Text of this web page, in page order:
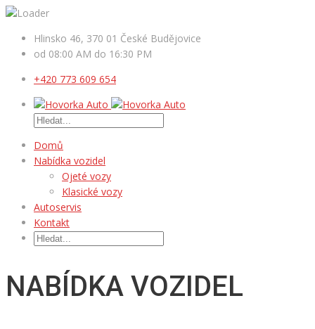
Hlinsko 46, 370 01 České Budějovice
od 08:00 AM do 16:30 PM
+420 773 609 654
Domů
Nabídka vozidel
Ojeté vozy
Klasické vozy
Autoservis
Kontakt
NABÍDKA VOZIDEL